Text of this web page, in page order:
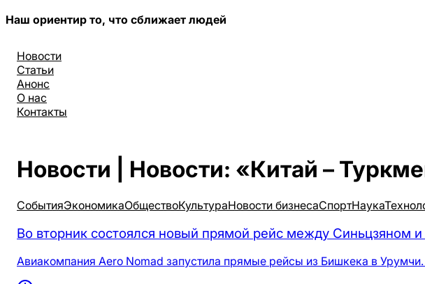
Наш ориентир то, что сближает людей
Новости
Статьи
Анонс
О нас
Контакты
Новости | Новости: «Китай –
СобытияЭкономикаОбществоКультураНовости бизнесаСпортНаука
Во вторник состоялся новый прямой рейс между Синьцзяном
Авиакомпания Aero Nomad запустила прямые рейсы из Бишкека в